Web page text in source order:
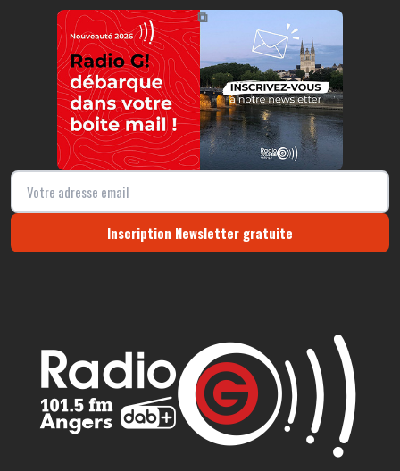
https://radio-g.fr?22007
⧉
Inscription Newsletter gratuite